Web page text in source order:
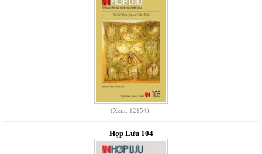
(Xem: 12154)
Hợp Lưu 104